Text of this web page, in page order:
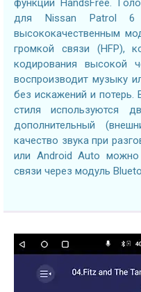
функции HandsFree.
для Nissan Patrol 6
высококачественным
громкой связи (HFP),
кодирования высокой
воспроизводит музыку
без искажений и потерь.
стиля используются
дополнительный
качество звука при
или Android Auto можно
связи через модуль